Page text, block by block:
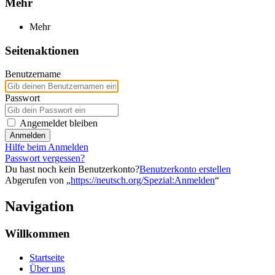
Mehr
Mehr
Seitenaktionen
Benutzername
Passwort
Angemeldet bleiben
Anmelden
Hilfe beim Anmelden
Passwort vergessen?
Du hast noch kein Benutzerkonto?Benutzerkonto erstellen
Abgerufen von „https://neutsch.org/Spezial:Anmelden“
Navigation
Willkommen
Startseite
Über uns